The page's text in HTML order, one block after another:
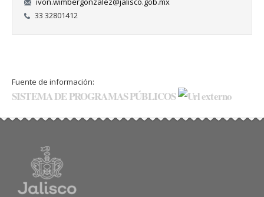
33 32801412
Fuente de información:
SISTEMA DE PROGRAMAS PÚBLICOS